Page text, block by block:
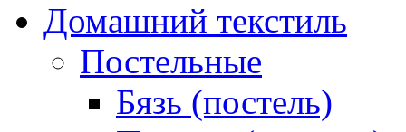
Домашний текстиль
Постельные
Бязь (постель)